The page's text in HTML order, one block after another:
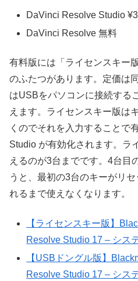
DaVinci Resolve Studio
DaVinci Resolve 無料
有料版には「ライセンスキー
のふたつがあります。定価は
はUSBをパソコンに接続する
えます。ライセンスキー版は
くのでそれを入力することで
Studio が有効化されます。ラ
えるのが3台までです。4台目
うと、最初の3台のキーがリ
れるまで使えなくなります。
【ライセンスキー版】
Resolve Studio 17 – シス
【USBドングル版】
Resolve Studio 17 – シス